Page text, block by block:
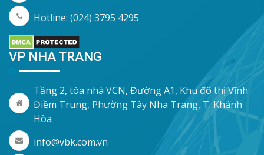
Hotline: (024) 3795 4295
VP NHA TRANG
Tầng 2, tòa nhà VCN, Đường A1, Khu đô thị Vĩnh
Điềm Trung, Phường Tây Nha Trang, T. Khánh
Hòa
info@vbk.com.vn